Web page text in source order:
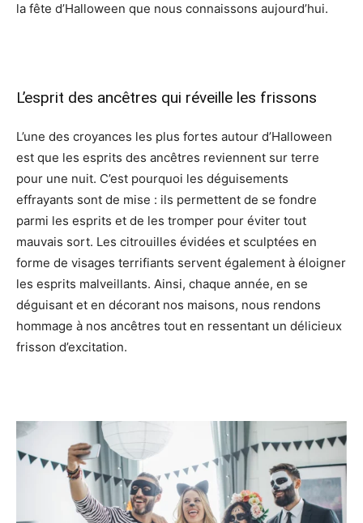
la fête d’Halloween que nous connaissons aujourd’hui.
L’esprit des ancêtres qui réveille les frissons
L’une des croyances les plus fortes autour d’Halloween
est que les esprits des ancêtres reviennent sur terre
pour une nuit. C’est pourquoi les déguisements
effrayants sont de mise : ils permettent de se fondre
parmi les esprits et de les tromper pour éviter tout
mauvais sort. Les citrouilles évidées et sculptées en
forme de visages terrifiants servent également à éloigner
les esprits malveillants. Ainsi, chaque année, en se
déguisant et en décorant nos maisons, nous rendons
hommage à nos ancêtres tout en ressentant un délicieux
frisson d’excitation.